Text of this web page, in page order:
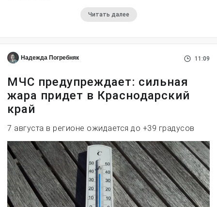
Читать далее
Надежда Погребняк 11:09
МЧС предупреждает: сильная
жара придет в Краснодарский
край
7 августа в регионе ожидается до +39 градусов